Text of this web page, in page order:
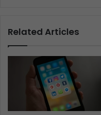
Related Articles